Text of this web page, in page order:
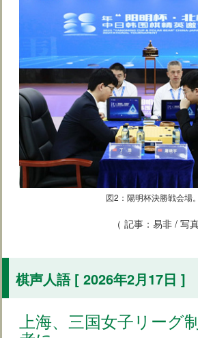
図2：陽明杯決勝戦会場。
（ 記事：易非 / 写
棋声人語 [ 2026年2月17日 ]
上海、三国女子リーグ